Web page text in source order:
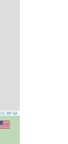
CC-BY-SA